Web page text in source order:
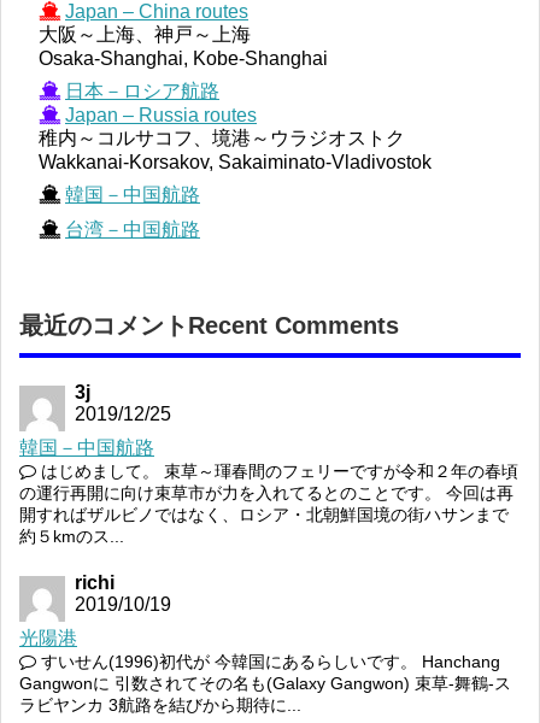
Japan – China routes
大阪～上海、神戸～上海
Osaka-Shanghai, Kobe-Shanghai
日本－ロシア航路
Japan – Russia routes
稚内～コルサコフ、境港～ウラジオストク
Wakkanai-Korsakov, Sakaiminato-Vladivostok
韓国－中国航路
台湾－中国航路
最近のコメントRecent Comments
3j
2019/12/25
韓国－中国航路
はじめまして。 束草～琿春間のフェリーですが令和２年の春頃
の運行再開に向け束草市が力を入れてるとのことです。 今回は再
開すればザルビノではなく、ロシア・北朝鮮国境の街ハサンまで
約５kmのス...
richi
2019/10/19
光陽港
すいせん(1996)初代が 今韓国にあるらしいです。 Hanchang
Gangwonに 引数されてその名も(Galaxy Gangwon) 束草-舞鶴-ス
ラビヤンカ 3航路を結びから期待に...